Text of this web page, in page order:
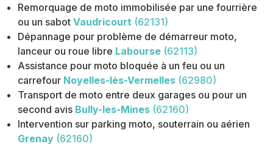
Remorquage de moto immobilisée par une fourrière
ou un sabot Vaudricourt (62131)
Dépannage pour problème de démarreur moto,
lanceur ou roue libre Labourse (62113)
Assistance pour moto bloquée à un feu ou un
carrefour Noyelles-lès-Vermelles (62980)
Transport de moto entre deux garages ou pour un
second avis Bully-les-Mines (62160)
Intervention sur parking moto, souterrain ou aérien
Grenay (62160)